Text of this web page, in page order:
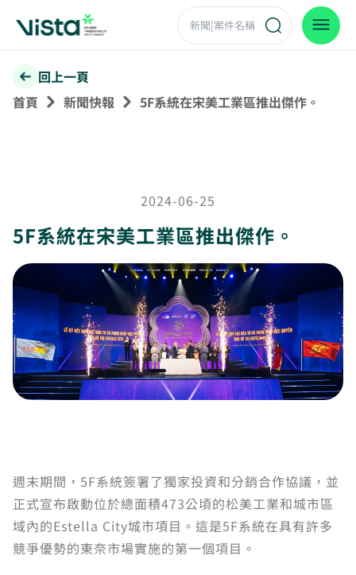
回上一頁
首頁
新聞快報 5F系統在宋美工業區推出傑作。
2024-06-25
5F系統在宋美工業區推出傑作。
週末期間，5F系統簽署了獨家投資和分銷合作協議，並
正式宣布啟動位於總面積473公頃的松美工業和城市區
域內的Estella City城市項目。這是5F系統在具有許多
競爭優勢的東奈市場實施的第一個項目。